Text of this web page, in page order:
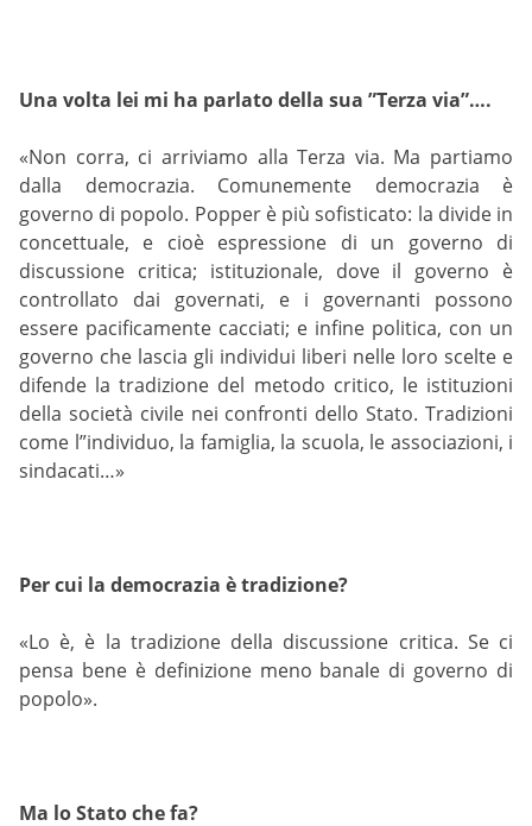
Una volta lei mi ha parlato della sua ”Terza via”….
«Non corra, ci arriviamo alla Terza via. Ma partiamo
dalla democrazia. Comunemente democrazia è
governo di popolo. Popper è più sofisticato: la divide in
concettuale, e cioè espressione di un governo di
discussione critica; istituzionale, dove il governo è
controllato dai governati, e i governanti possono
essere pacificamente cacciati; e infine politica, con un
governo che lascia gli individui liberi nelle loro scelte e
difende la tradizione del metodo critico, le istituzioni
della società civile nei confronti dello Stato. Tradizioni
come l”individuo, la famiglia, la scuola, le associazioni, i
sindacati…»
Per cui la democrazia è tradizione?
«Lo è, è la tradizione della discussione critica. Se ci
pensa bene è definizione meno banale di governo di
popolo».
Ma lo Stato che fa?